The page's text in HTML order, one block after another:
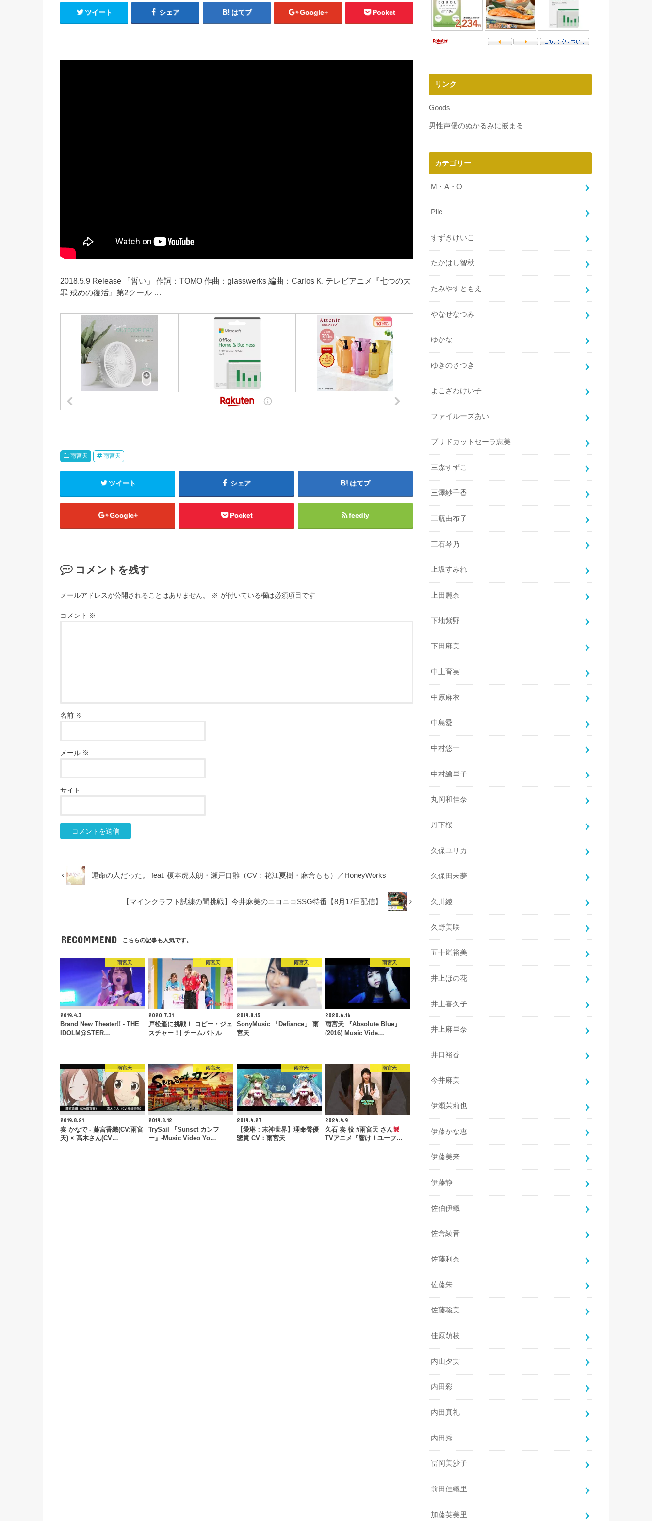
ツイート シェア はてブ Google+ Pocket
2018.5.9 Release 「誓い」 作詞：TOMO 作曲：glasswerks 編曲：Carlos K. テレビアニメ『七つの大
罪 戒めの復活』第2クール …
雨宮天 雨宮天
ツイート シェア はてブ
Google+ Pocket feedly
コメントを残す
メールアドレスが公開されることはありません。 ※ が付いている欄は必須項目です
コメント ※
名前 ※
メール ※
サイト
運命の人だった。 feat. 榎本虎太朗・瀬戸口雛（CV：花江夏樹・麻倉もも）／HoneyWorks
【マインクラフト試練の間挑戦】今井麻美のニコニコSSG特番【8月17日配信】
RECOMMEND こちらの記事も人気です。
雨宮天
2019.4.3
Brand New Theater!! - THE
IDOLM@STER…
雨宮天
2020.7.31
戸松遥に挑戦！ コピー・ジェ
スチャー！| チームバトル
雨宮天
2019.8.15
SonyMusic 「Defiance」 雨
宮天
雨宮天
2020.6.16
雨宮天 『Absolute Blue』
(2016) Music Vide…
雨宮天
2019.8.21
奏 かなで - 藤宮香織(CV:雨宮
天) × 高木さん(CV…
雨宮天
2019.8.12
TrySail 『Sunset カンフ
ー』-Music Video Yo…
雨宮天
2019.4.27
【愛琳：末神世界】理命聲優
鑒賞 CV：雨宮天
雨宮天
2024.4.9
久石 奏 役 #雨宮天 さん
TVアニメ『響け！ユーフ…
リンク
Goods
男性声優のぬかるみに嵌まる
カテゴリー
M・A・O
Pile
すずきけいこ
たかはし智秋
たみやすともえ
やなせなつみ
ゆかな
ゆきのさつき
よこざわけい子
ファイルーズあい
ブリドカットセーラ恵美
三森すずこ
三澤紗千香
三瓶由布子
三石琴乃
上坂すみれ
上田麗奈
下地紫野
下田麻美
中上育実
中原麻衣
中島愛
中村悠一
中村繪里子
丸岡和佳奈
丹下桜
久保ユリカ
久保田未夢
久川綾
久野美咲
五十嵐裕美
井上ほの花
井上喜久子
井上麻里奈
井口裕香
今井麻美
伊瀬茉莉也
伊藤かな恵
伊藤美来
伊藤静
佐伯伊織
佐倉綾音
佐藤利奈
佐藤朱
佐藤聡美
佳原萌枝
内山夕実
内田彩
内田真礼
内田秀
冨岡美沙子
前田佳織里
加藤英美里